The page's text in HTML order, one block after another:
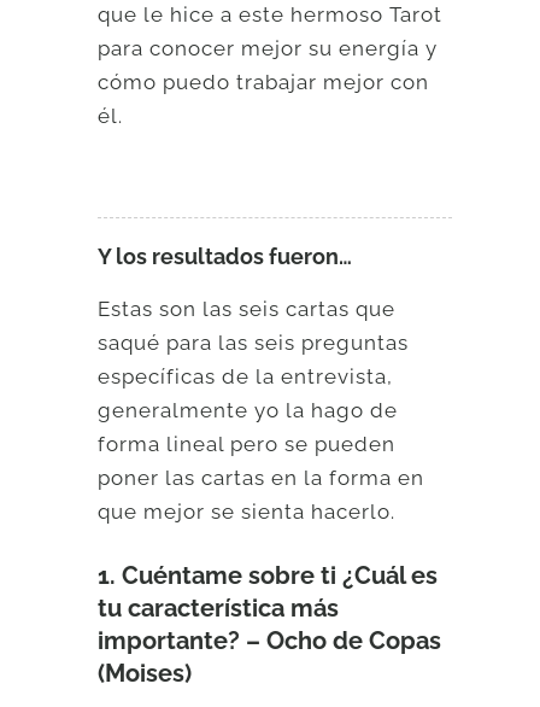
que le hice a este hermoso Tarot
para conocer mejor su energía y
cómo puedo trabajar mejor con
él.
Y los resultados fueron…
Estas son las seis cartas que
saqué para las seis preguntas
específicas de la entrevista,
generalmente yo la hago de
forma lineal pero se pueden
poner las cartas en la forma en
que mejor se sienta hacerlo.
1. Cuéntame sobre ti ¿Cuál es
tu característica más
importante? – Ocho de Copas
(Moises)